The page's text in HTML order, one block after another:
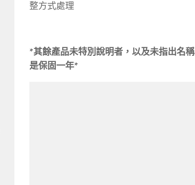
整方式處理
*其餘產品未特別說明者，以及未指出名
是保固一年*